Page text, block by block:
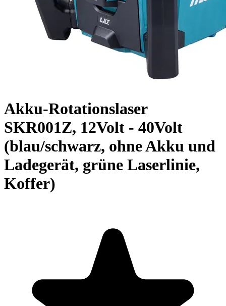
Akku-Rotationslaser
SKR001Z, 12Volt - 40Volt
(blau/schwarz, ohne Akku und
Ladegerät, grüne Laserlinie,
Koffer)